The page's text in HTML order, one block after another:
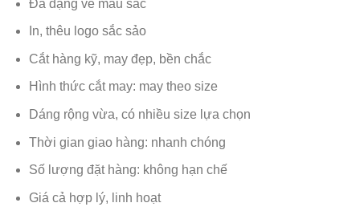
Đa dạng về màu sắc
In, thêu logo sắc sảo
Cắt hàng kỹ, may đẹp, bền chắc
Hình thức cắt may: may theo size
Dáng rộng vừa, có nhiều size lựa chọn
Thời gian giao hàng: nhanh chóng
Số lượng đặt hàng: không hạn chế
Giá cả hợp lý, linh hoạt